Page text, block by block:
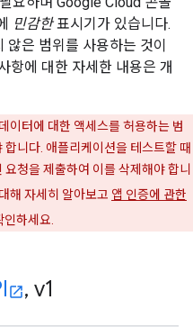
민감한표시기가 있습니다.
은 범위를 사용하는 것이
항에 대한 자세한 내용은 개
이터에 대한 액세스를 허용하는 범
니다. 애플리케이션을 테스트할 때
요청을 제출하여 이를 삭제해야 합니
해 자세히 알아보고 앱 인증에 관한
하세요.
, v1